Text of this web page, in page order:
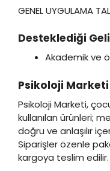
GENEL UYGULAMA
Desteklediği
Akademik ve
Psikoloji
Psikoloji Marketi,
kullanılan ürünleri;
doğru ve anlaşılır
Siparişler özenle
kargoya teslim edilir.